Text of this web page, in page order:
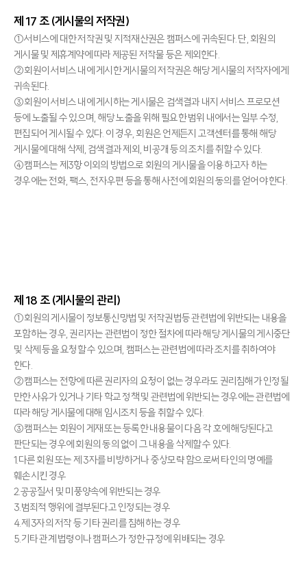
제 17 조 (게시물의 저작권)
①서비스에 대한 저작권 및 지적재산권은 캠퍼스에 귀속된다. 단, 회원의
게시물 및 제휴계약에 따라 제공된 저작물 등은 제외한다.
②회원이 서비스 내에 게시한 게시물의 저작권은 해당 게시물의 저작자에게
귀속된다.
③회원이 서비스 내에 게시하는 게시물은 검색결과 내지 서비스 프로모션
등에 노출될 수 있으며, 해당 노출을 위해 필요한 범위 내에서는 일부 수정,
편집되어 게시될 수 있다. 이 경우, 회원은 언제든지 고객센터를 통해 해당
게시물에 대해 삭제, 검색결과 제외, 비공개 등의 조치를 취할 수 있다.
④캠퍼스는 제3항 이외의 방법으로 회원의 게시물을 이용하고자 하는
경우에는 전화, 팩스, 전자우편 등을 통해 사전에 회원의 동의를 얻어야 한다.
제 18 조 (게시물의 관리)
①회원의 게시물이 정보통신망법 및 저작권법등 관련법에 위반되는 내용을
포함하는 경우, 권리자는 관련법이 정한 절차에 따라 해당 게시물의 게시중단
및 삭제 등을 요청할 수 있으며, 캠퍼스는 관련법에 따라 조치를 취하여야
한다.
②캠퍼스는 전항에 따른 권리자의 요청이 없는 경우라도 권리침해가 인정될
만한 사유가 있거나 기타 학교 정책 및 관련법에 위반되는 경우에는 관련법에
따라 해당 게시물에 대해 임시조치 등을 취할 수 있다.
③캠퍼스는 회원이 게재 또는 등록한 내용물이 다음 각 호에 해당된다고
판단되는 경우에 회원의 동의 없이 그 내용을 삭제할 수 있다.
1.다른 회원 또는 제 3자를 비방하거나 중상모략 함으로써 타인의 명예를
훼손시킨 경우
2.공공질서 및 미풍양속에 위반되는 경우
3.범죄적 행위에 결부된다고 인정되는 경우
4.제 3자의 저작 등 기타 권리를 침해하는 경우
5.기타 관계 법령이나 캠퍼스가 정한 규정에 위배되는 경우